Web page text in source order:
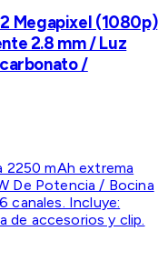
Megapixel (1080p)
2.8 mm / Luz
/